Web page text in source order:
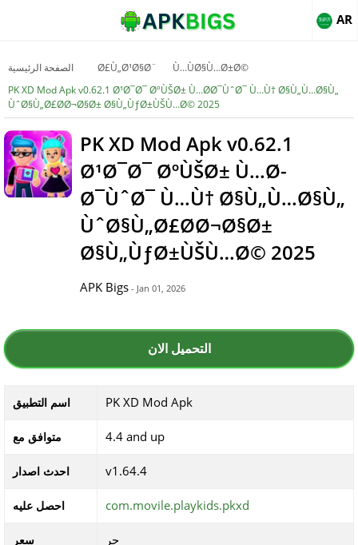
AR
الصفحة الرئيسية Ø£Ù„Ø¹Ø§Ø¨
Ù…ÙØ§Ù…Ø±Ø©
PK XD Mod Apk v0.62.1 Ø¹Ø¯Ø¯ ØºÙŠØ± Ù…Ø­Ø¯ÙˆØ¯ Ù…Ù† Ø§Ù„Ù…Ø§Ù„
ÙˆØ§Ù„Ø£Ø­Ø¬Ø§Ø± Ø§Ù„ÙƒØ±ÙŠÙ…Ø© 2025
PK XD Mod Apk v0.62.1
Ø¹Ø¯Ø¯ ØºÙŠØ± Ù…Ø­
Ø¯ÙˆØ¯ Ù…Ù† Ø§Ù„Ù…Ø§Ù„
ÙˆØ§Ù„Ø£Ø­Ø¬Ø§Ø±
Ø§Ù„ÙƒØ±ÙŠÙ…Ø© 2025
APK Bigs - Jan 01, 2026
التحميل الان
اسم التطبيق PK XD Mod Apk
متوافق مع 4.4 and up
احدث اصدار v1.64.4
احصل عليه com.movile.playkids.pkxd
سعر حر